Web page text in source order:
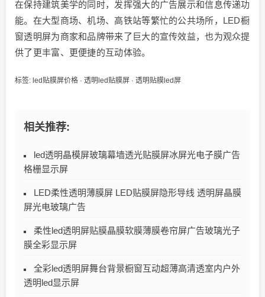
在保持建筑美学的同时，发挥强大的广告展示和信息传递功
能。在大型商场、机场、高铁站等繁忙的公共场所，LED橱
窗透明屏为商家和品牌带来了巨大的宣传效益，也为观众提
供了更丰富、更便捷的互动体验。
标签: led贴膜屏价格 · 透明led贴膜屏 · 透明贴膜led屏
相关推荐:
led透明晶模屏玻璃幕墙透光贴膜屏冰屏光电子膜广告
格栅显示屏
LED柔性透明薄膜屏 LED贴膜屏隐形导线 透明屏晶膜
屏光电玻璃广告
柔性led透明屏贴膜晶膜软膜薄膜卷帘屏广告玻璃光子
膜全彩显示屏
全彩led透明屏舞台背景橱窗互动超薄高清透室内户外
透明led显示屏